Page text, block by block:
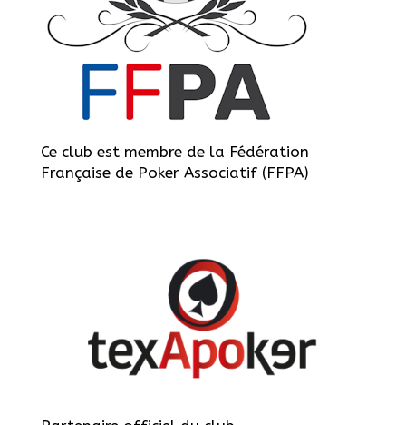
Ce club est membre de la Fédération
Française de Poker Associatif (FFPA)